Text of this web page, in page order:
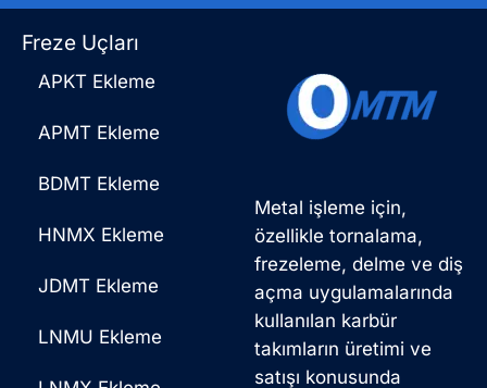
Metal işleme için,
özellikle tornalama,
frezeleme, delme ve diş
açma uygulamalarında
kullanılan karbür
takımların üretimi ve
satışı konusunda
Freze Uçları
APKT Ekleme
APMT Ekleme
BDMT Ekleme
HNMX Ekleme
JDMT Ekleme
LNMU Ekleme